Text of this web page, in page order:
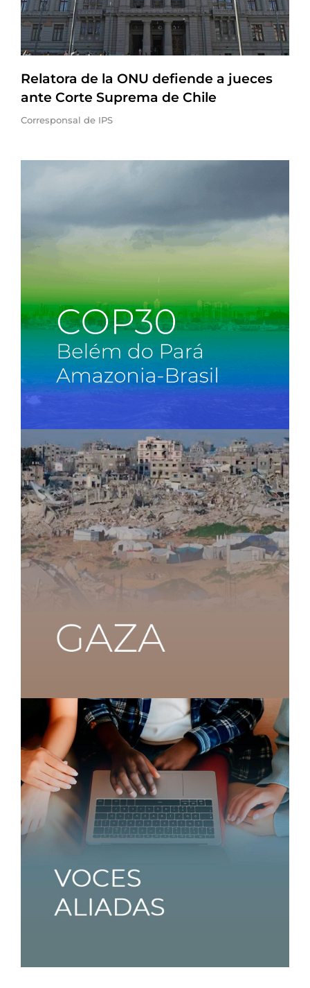
Relatora de la ONU defiende a jueces
ante Corte Suprema de Chile
Corresponsal de IPS